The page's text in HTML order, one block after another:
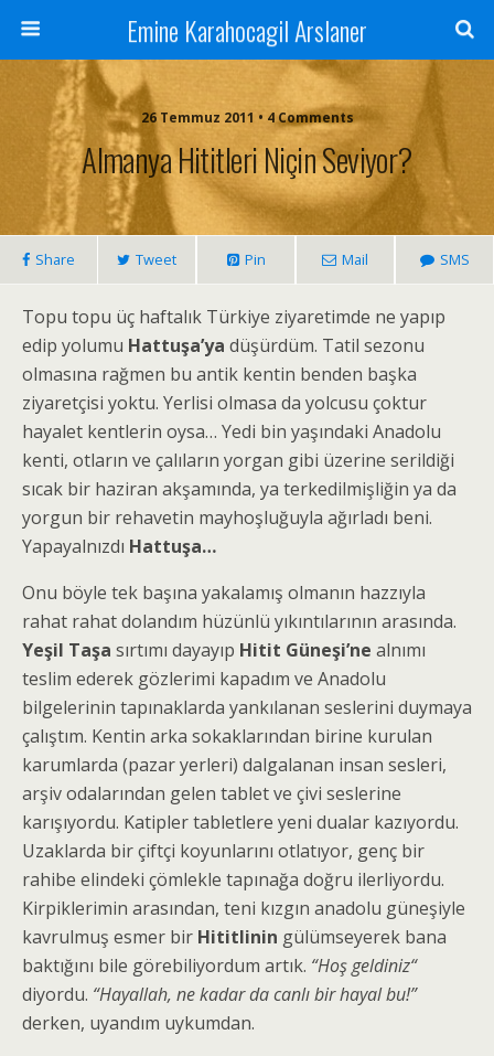
Emine Karahocagil Arslaner
26 Temmuz 2011 • 4 Comments
Almanya Hititleri Niçin Seviyor?
Share Tweet Pin Mail SMS
Topu topu üç haftalık Türkiye ziyaretimde ne yapıp
edip yolumu Hattuşa’ya düşürdüm. Tatil sezonu
olmasına rağmen bu antik kentin benden başka
ziyaretçisi yoktu. Yerlisi olmasa da yolcusu çoktur
hayalet kentlerin oysa… Yedi bin yaşındaki Anadolu
kenti, otların ve çalıların yorgan gibi üzerine serildiği
sıcak bir haziran akşamında, ya terkedilmişliğin ya da
yorgun bir rehavetin mayhoşluğuyla ağırladı beni.
Yapayalnızdı Hattuşa…
Onu böyle tek başına yakalamış olmanın hazzıyla
rahat rahat dolandım hüzünlü yıkıntılarının arasında.
Yeşil Taşa sırtımı dayayıp Hitit Güneşi’ne alnımı
teslim ederek gözlerimi kapadım ve Anadolu
bilgelerinin tapınaklarda yankılanan seslerini duymaya
çalıştım. Kentin arka sokaklarından birine kurulan
karumlarda (pazar yerleri) dalgalanan insan sesleri,
arşiv odalarından gelen tablet ve çivi seslerine
karışıyordu. Katipler tabletlere yeni dualar kazıyordu.
Uzaklarda bir çiftçi koyunlarını otlatıyor, genç bir
rahibe elindeki çömlekle tapınağa doğru ilerliyordu.
Kirpiklerimin arasından, teni kızgın anadolu güneşiyle
kavrulmuş esmer bir Hititlinin gülümseyerek bana
baktığını bile görebiliyordum artık. “Hoş geldiniz“
diyordu. “Hayallah, ne kadar da canlı bir hayal bu!”
derken, uyandım uykumdan.